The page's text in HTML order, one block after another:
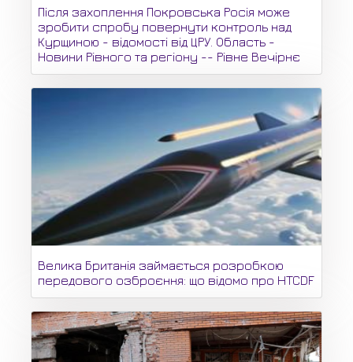
Після захоплення Покровська Росія може
зробити спробу повернути контроль над
Курщиною - відомості від ЦРУ. Область -
Новини Рівного та регіону -- Рівне Вечірнє
Велика Британія займається розробкою
передового озброєння: що відомо про HTCDF